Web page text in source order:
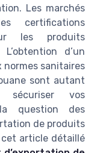
Les marchés
certifications
les produits
d’un
normes sanitaires
sont autant
sécuriser vos
question des
de produits
cet article détaillé